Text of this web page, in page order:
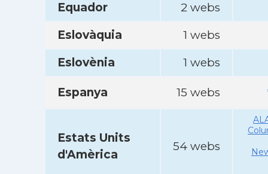
Equador
2 webs
Eslovàquia
1 webs
Eslovènia
1 webs
Espanya 15 webs
Estats Units
d'Amèrica
54 webs